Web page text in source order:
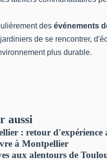
des événements
de se rencontrer,
plus durable.
aussi
: retour d'expérience
à Montpellier
aux alentours de